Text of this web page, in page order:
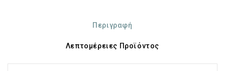
Περιγραφή
Λεπτομέρειες Προϊόντος